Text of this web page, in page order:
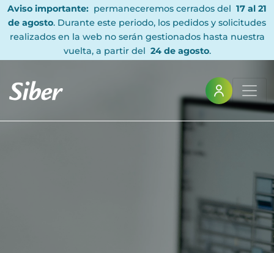
Aviso importante: permaneceremos cerrados del 17 al 21
de agosto. Durante este periodo, los pedidos y solicitudes
realizados en la web no serán gestionados hasta nuestra
vuelta, a partir del 24 de agosto.